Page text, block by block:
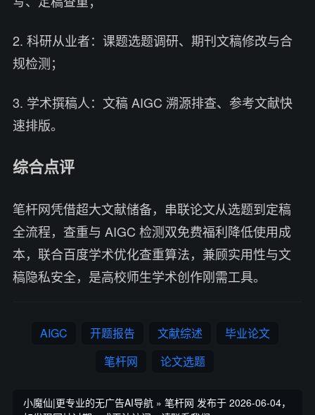
2. 科研从业者：课题选题调研、期刊文稿修改与合
规检测；
3. 学术撰稿人：文稿 AIGC 溯源排查、参考文献快
速排版。
综合点评
笔杆网凭借超大文献储备，串联论文从选题到定稿
全流程，查重与 AIGC 检测双免费福利降低使用成
本，联合百度学术优化查重算法，兼顾实用性与文
稿隐私安全，是高校师生学术创作刚需工具。
AIGC 开题报告 文献综述
毕业论文
笔杆网
论文选题
小魔仙|更专业的无广告AI导航 » 笔杆网 发布于 2026-06-04，